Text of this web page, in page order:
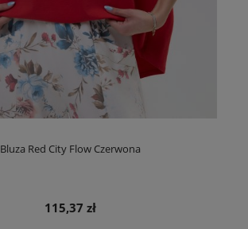
Bluza Red City Flow Czerwona
115,37 zł